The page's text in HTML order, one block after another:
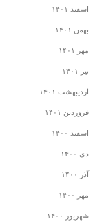
اسفند ۱۴۰۱
بهمن ۱۴۰۱
مهر ۱۴۰۱
تیر ۱۴۰۱
اردیبهشت ۱۴۰۱
فروردین ۱۴۰۱
اسفند ۱۴۰۰
دی ۱۴۰۰
آذر ۱۴۰۰
مهر ۱۴۰۰
شهریور ۱۴۰۰